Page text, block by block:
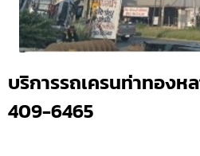
บริการรถเครนท่าทองห
409-6465